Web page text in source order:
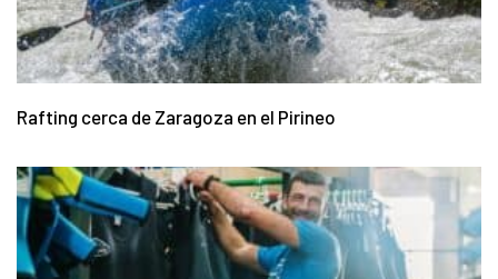
Rafting cerca de Zaragoza en el Pirineo